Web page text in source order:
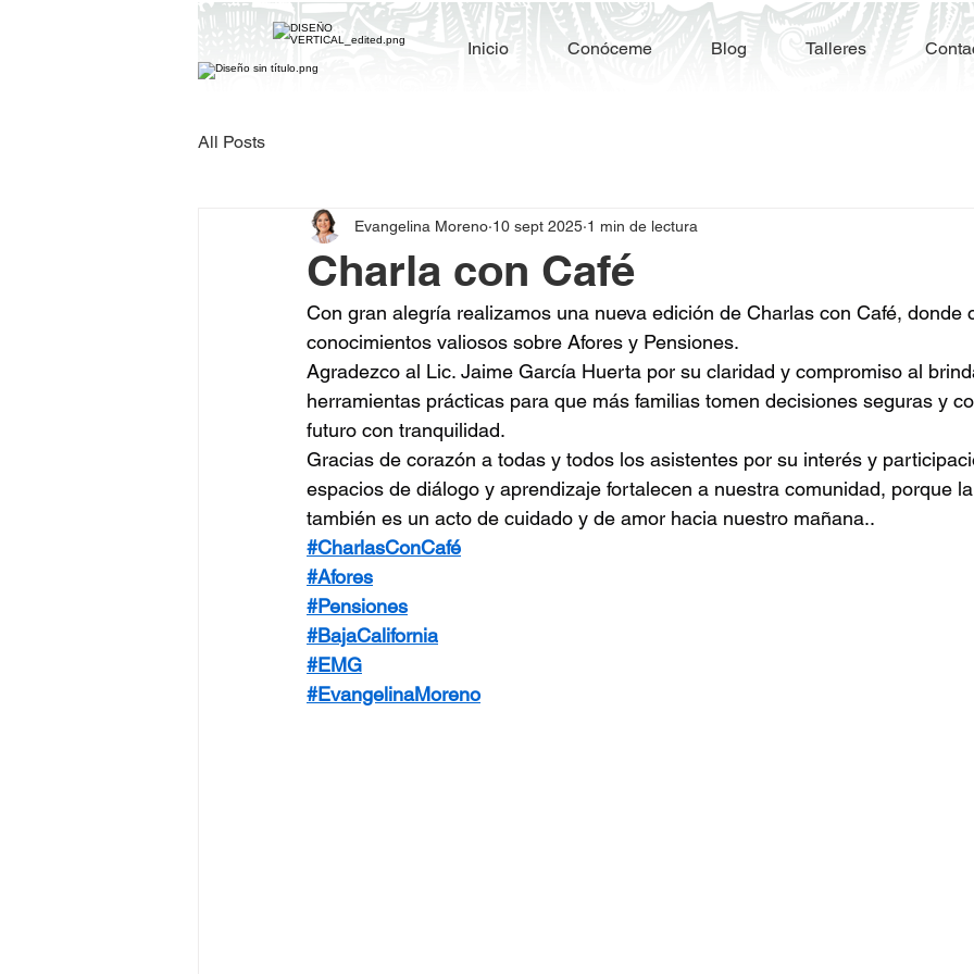
Inicio Conóceme Blog Talleres
All Posts
Charla con Café
Evangelina Moreno 10 sept 2025 1 min de lectura
Con gran alegría realizamos una nueva edición de Charlas con Café, donde
conocimientos valiosos sobre Afores y Pensiones.
Agradezco al Lic. Jaime García Huerta por su claridad y compromiso al
herramientas prácticas para que más familias tomen decisiones seguras y
futuro con tranquilidad.
Gracias de corazón a todas y todos los asistentes por su interés y
espacios de diálogo y aprendizaje fortalecen a nuestra comunidad, porque
también es un acto de cuidado y de amor hacia nuestro mañana..
#CharlasConCafé
#Afores
#Pensiones
#BajaCalifornia
#EMG
#EvangelinaMoreno